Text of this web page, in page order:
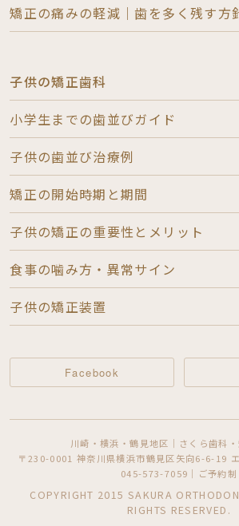
矯正の痛みの軽減｜歯を多く残す方
子供の矯正歯科
小学生までの歯並びガイド
子供の歯並び治療例
矯正の開始時期と期間
子供の矯正の重要性とメリット
食事の噛み方・異常サイン
子供の矯正装置
Facebook
川崎・横浜・鶴見地区｜さくら歯科・
〒230-0001 神奈川県横浜市鶴見区矢向6-6-19
045-573-7059｜ご予約制
COPYRIGHT 2015 SAKURA
RIGHTS RESERVED.